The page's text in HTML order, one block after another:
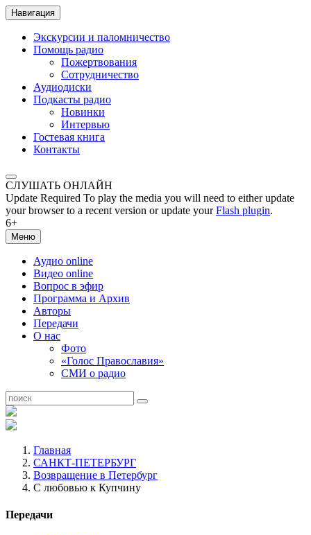
Навигация
Экскурсии и паломничество
Помощь радио
Пожертвования
Сотрудничество
Аудиодиски
Подкасты радио
Новинки
Интервью
Гостевая книга
Контакты
СЛУШАТЬ ОНЛАЙН
Update Required To play the media you will need to either update
your browser to a recent version or update yourFlash plugin.
6+
Меню
Аудио online
Видео online
Вопрос в эфир
Программа и Архив
Авторы
Передачи
О нас
Фото
«Голос Православия»
СМИ о радио
Главная
САНКТ-ПЕТЕРБУРГ
Возвращение в Петербург
С любовью к Купчину
Передачи